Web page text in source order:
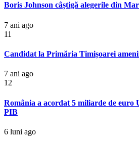
Boris Johnson câștigă alegerile din
7 ani ago
11
Candidat la Primăria Timișoarei
7 ani ago
12
România a acordat 5 miliarde de euro
PIB
6 luni ago